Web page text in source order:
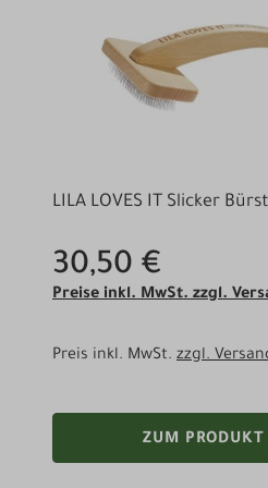
LILA LOVES IT Slicker
30,50 €
Preise inkl. MwSt. zzgl.
Preis inkl. MwSt. zzgl.
ZUM PRODUKT